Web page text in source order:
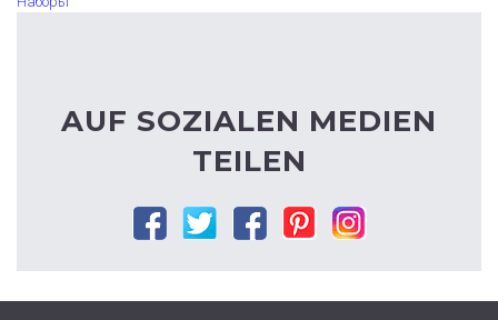
AUF SOZIALEN MEDIEN
TEILEN
FacebookTwitter Google PinterestInstagram